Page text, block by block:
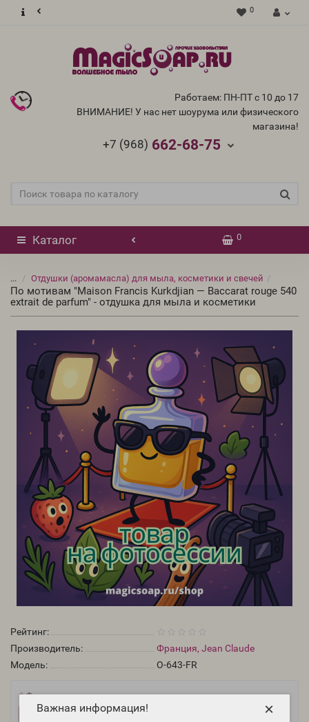
Важная информация! ×
0
Работаем: ПН-ПТ с 10 до 17
ВНИМАНИЕ! У нас нет шоурума или физического
магазина!
+7 (968) 662-68-75
Каталог 0
... Отдушки (аромамасла) для мыла, косметики и свечей
По мотивам "Maison Francis Kurkdjian — Baccarat rouge 540
extrait de parfum" - отдушка для мыла и косметики
Рейтинг:
Производитель:
Франция, Jean Claude
Модель:
O-643-FR
Фасовка:
+1 050 руб. 50 г